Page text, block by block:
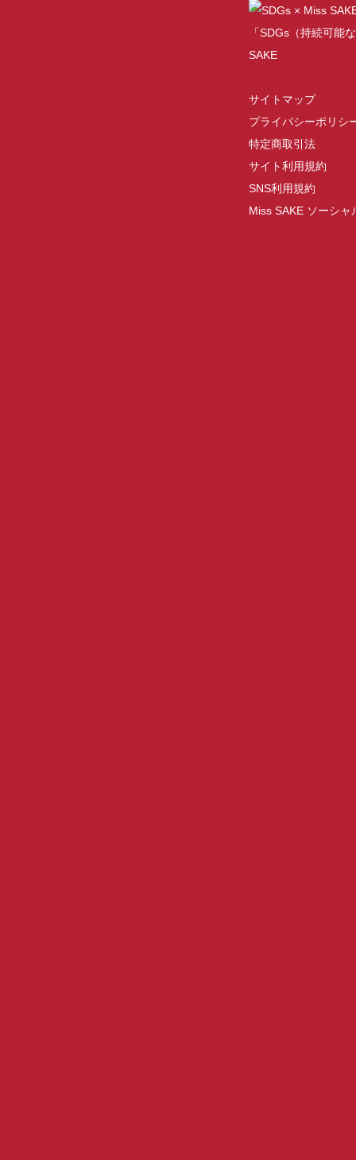
「SDGs（持続可能
SAKE
サイトマップ
プライバシーポリシ
特定商取引法
サイト利用規約
SNS利用規約
Miss SAKE ソーシ